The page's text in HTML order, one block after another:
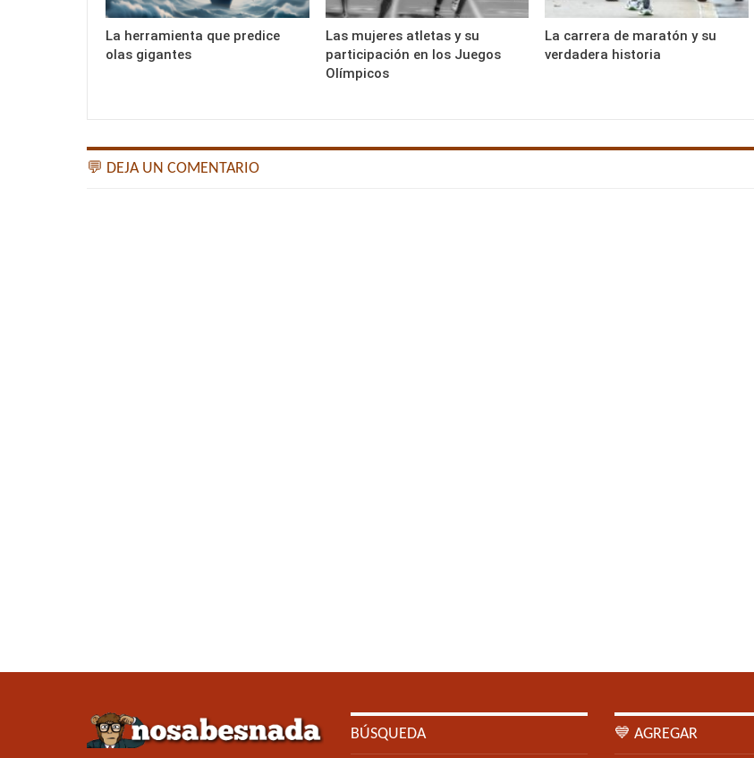
La herramienta que predice
olas gigantes
Las mujeres atletas y su
participación en los Juegos
Olímpicos
La carrera de maratón y su
verdadera historia
💬 DEJA UN COMENTARIO
BÚSQUEDA 💙 AGREGAR